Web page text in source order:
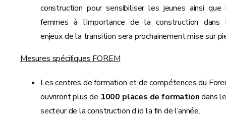
construction pour sensibiliser les jeunes ainsi que
femmes à l’importance de la construction dans
enjeux de la transition sera prochainement mise sur
Mesures spécifiques FOREM
Les centres de formation et de compétences du
ouvriront plus de 1000 places de formationdans
secteur de la construction d’ici la fin de l’année.